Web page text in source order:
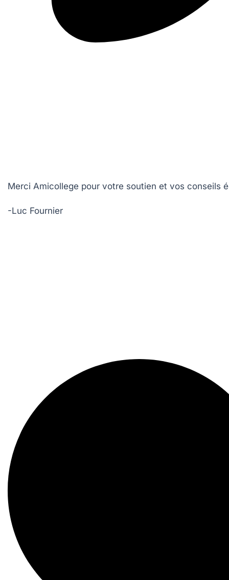
Merci Amicollege pour votre soutien et vos conseils
-Luc Fournier